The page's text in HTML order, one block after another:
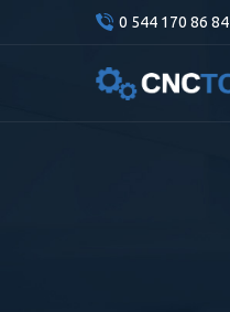
0 544 170 86 84